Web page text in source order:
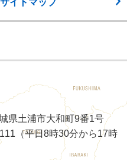
県土浦市大和町9番1号
（平日8時30分から17時